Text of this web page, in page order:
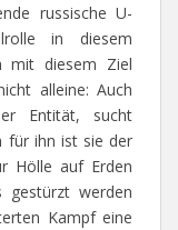
russische U-
in diesem
mit diesem Ziel
alleine: Auch
Entität, sucht
für ihn ist sie der
Hölle auf Erden
werden
Kampf eine